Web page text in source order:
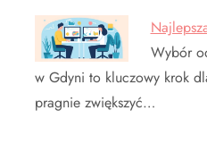
Wybór
w Gdyni to kluczowy krok
pragnie zwiększyć…